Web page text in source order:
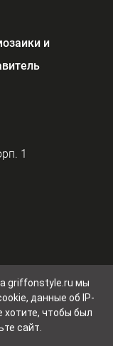
и
1
griffonstyle.ru мы
данные об IP-
чтобы был
сайт.